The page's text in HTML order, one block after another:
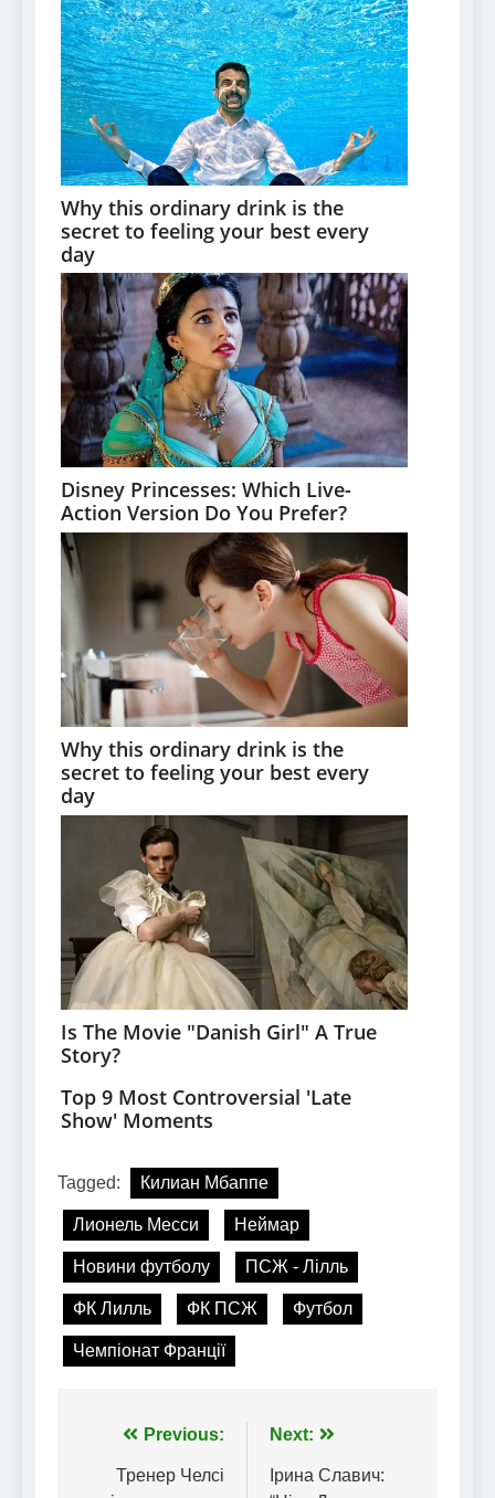
Tagged: Килиан Мбаппе
Лионель Месси Неймар
Новини футболу ПСЖ - Лілль
ФК Лилль ФК ПСЖ Футбол
Чемпіонат Франції
Навігація
записів
Previous:
Тренер Челсі
Next:
Ірина Славич: